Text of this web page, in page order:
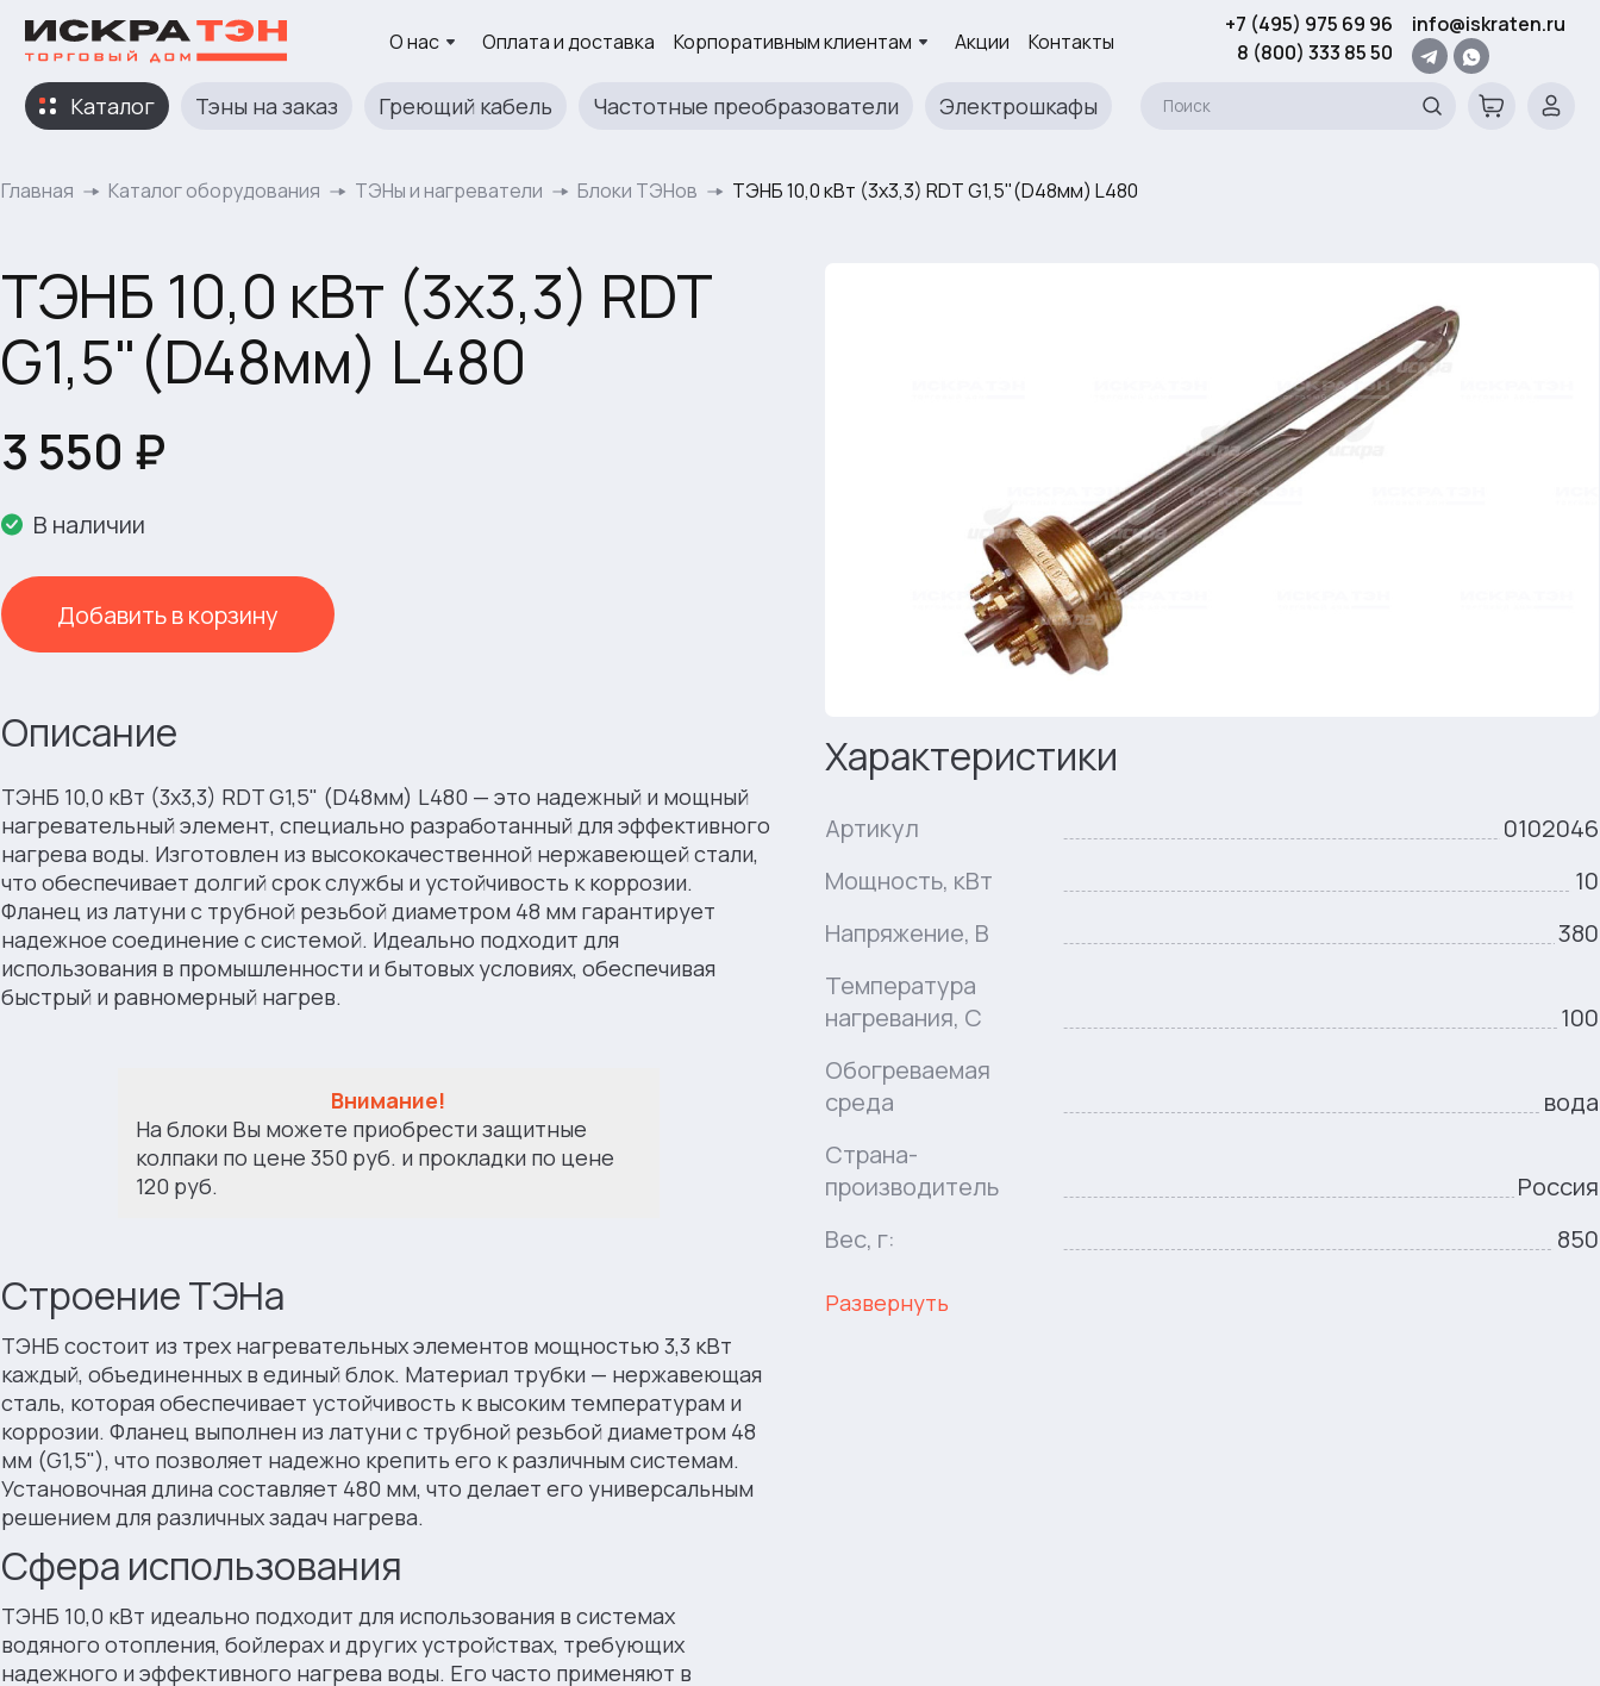
О нас Оплата и доставка Корпоративным клиентам Акции Контакты
+7 (495) 975 69 96
8 (800) 333 85 50
info@iskraten.ru
Каталог Тэны на заказ Греющий кабель Частотные преобразователи Электрошкафы
Главная Каталог оборудования ТЭНы и нагреватели Блоки ТЭНов ТЭНБ 10,0 кВт (3х3,3) RDT G1,5"(D48мм) L480
Характеристики
Артикул
0102046
Мощность, кВт
10
Напряжение, В
380
Температура
нагревания, C
100
Обогреваемая
среда
вода
Страна-
производитель
Россия
Вес, г:
850
Развернуть
ТЭНБ 10,0 кВт (3х3,3) RDT
G1,5"(D48мм) L480
3 550 ₽
В наличии
Добавить в корзину
Описание
ТЭНБ 10,0 кВт (3х3,3) RDT G1,5" (D48мм) L480 — это надежный и мощный
нагревательный элемент, специально разработанный для эффективного
нагрева воды. Изготовлен из высококачественной нержавеющей стали,
что обеспечивает долгий срок службы и устойчивость к коррозии.
Фланец из латуни с трубной резьбой диаметром 48 мм гарантирует
надежное соединение с системой. Идеально подходит для
использования в промышленности и бытовых условиях, обеспечивая
быстрый и равномерный нагрев.
Внимание!
На блоки Вы можете приобрести защитные
колпаки по цене 350 руб. и прокладки по цене
120 руб.
Строение ТЭНа
ТЭНБ состоит из трех нагревательных элементов мощностью 3,3 кВт
каждый, объединенных в единый блок. Материал трубки — нержавеющая
сталь, которая обеспечивает устойчивость к высоким температурам и
коррозии. Фланец выполнен из латуни с трубной резьбой диаметром 48
мм (G1,5"), что позволяет надежно крепить его к различным системам.
Установочная длина составляет 480 мм, что делает его универсальным
решением для различных задач нагрева.
Сфера использования
ТЭНБ 10,0 кВт идеально подходит для использования в системах
водяного отопления, бойлерах и других устройствах, требующих
надежного и эффективного нагрева воды. Его часто применяют в